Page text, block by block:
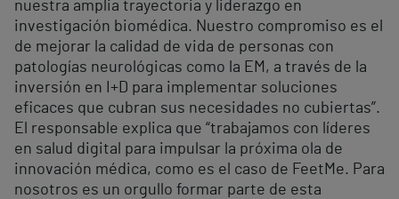
nuestra amplia trayectoria y liderazgo en
investigación biomédica. Nuestro compromiso es el
de mejorar la calidad de vida de personas con
patologías neurológicas como la EM, a través de la
inversión en I+D para implementar soluciones
eficaces que cubran sus necesidades no cubiertas”.
El responsable explica que “trabajamos con líderes
en salud digital para impulsar la próxima ola de
innovación médica, como es el caso de FeetMe. Para
nosotros es un orgullo formar parte de esta